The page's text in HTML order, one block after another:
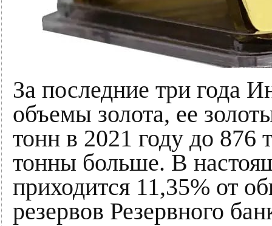
За последние три года
объемы золота, ее
тонн в 2021 году до 876
тонны больше. В
приходится 11,35% от
резервов Резервного